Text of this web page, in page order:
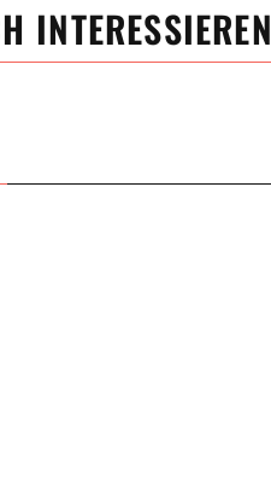
INTERESSIEREN